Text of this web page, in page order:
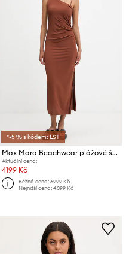
*-5 % s kódem: LST
Max Mara Beachwear plážové šaty dámské FIABE
Aktuální cena:
4199 Kč
Běžná cena:6999 Kč
Nejnižší cena:4399 Kč